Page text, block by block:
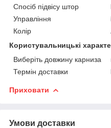
Спосіб підвісу штор
Управління
Колір
Користувальницькі
Виберіть довжину карниза
Термін доставки
Приховати
Умови доставки